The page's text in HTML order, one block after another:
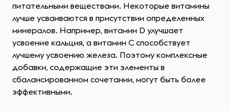
питательными веществами. Некоторые витамины
лучше усваиваются в присутствии определенных
минералов. Например, витамин D улучшает
усвоение кальция, а витамин C способствует
лучшему усвоению железа. Поэтому комплексные
добавки, содержащие эти элементы в
сбалансированном сочетании, могут быть более
эффективными.